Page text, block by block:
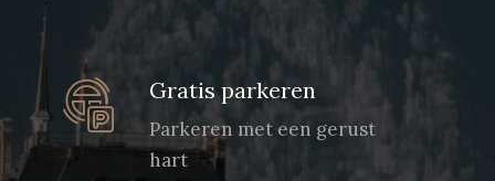
Gratis parkeren
Parkeren met een gerust
hart